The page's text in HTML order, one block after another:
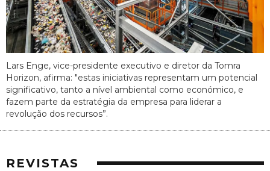
Lars Enge, vice-presidente executivo e diretor da Tomra
Horizon, afirma: "estas iniciativas representam um potencial
significativo, tanto a nível ambiental como económico, e
fazem parte da estratégia da empresa para liderar a
revolução dos recursos”.
REVISTAS